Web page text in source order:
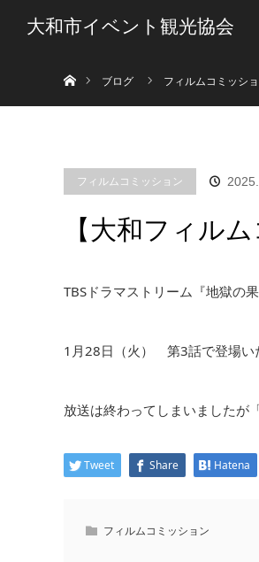
大和市イベント観光協会
ブログ
フィルムコミッシ
フィルムコミッション
【大和フィル
TBSドラマストリーム『地獄の
1月28日（火） 第3話で登場い
放送は終わってしまいましたが
Tweet Share Hatena
フィルムコミッション